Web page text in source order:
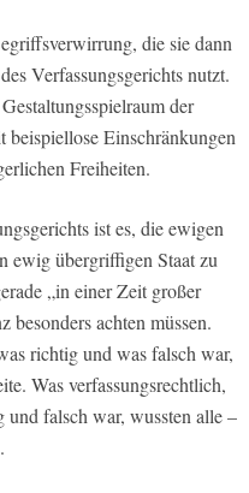
die sie dann
Verfassungsgerichts nutzt.
der
beispiellose Einschränkungen
Freiheiten.
ist es, die ewigen
ewig übergriffigen Staat zu
„in einer Zeit großer
besonders achten müssen.
richtig und was falsch war,
Was verfassungsrechtlich,
falsch war, wussten alle –